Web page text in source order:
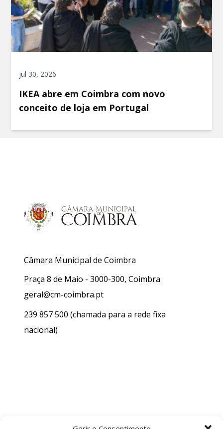
jul 30, 2026
IKEA abre em Coimbra com novo
conceito de loja em Portugal
Câmara Municipal de Coimbra
Praça 8 de Maio - 3000-300, Coimbra
geral@cm-coimbra.pt
239 857 500 (chamada para a rede fixa
nacional)